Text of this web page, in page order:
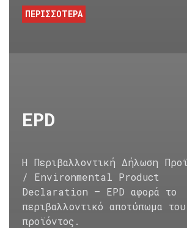
ΠΕΡΙΣΣΟΤΕΡΑ
EPD
Η Περιβαλλοντική Δήλωση
/ Environmental Product
Declaration – EPD αφορά το
περιβαλλοντικό αποτύπωμα του
προϊόντος.